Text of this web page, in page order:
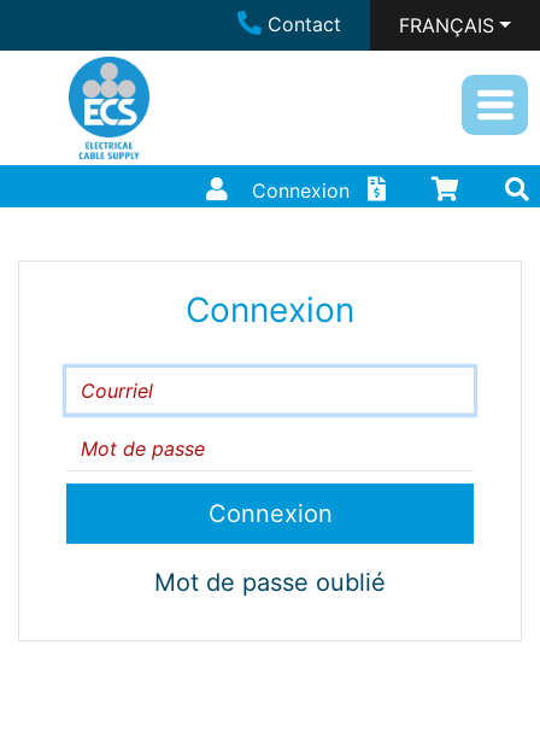
Contact FRANÇAIS
Connexion
Connexion
Courriel
Mot de passe
Mot de passe oublié